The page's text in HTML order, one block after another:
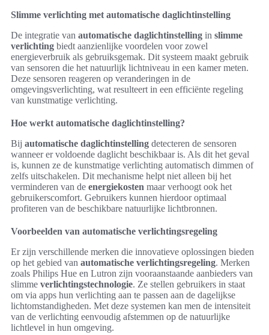
Slimme verlichting met automatische daglichtinstelling
De integratie van automatische daglichtinstelling in slimme
verlichting biedt aanzienlijke voordelen voor zowel
energieverbruik als gebruiksgemak. Dit systeem maakt gebruik
van sensoren die het natuurlijk lichtniveau in een kamer meten.
Deze sensoren reageren op veranderingen in de
omgevingsverlichting, wat resulteert in een efficiënte regeling
van kunstmatige verlichting.
Hoe werkt automatische daglichtinstelling?
Bij automatische daglichtinstelling detecteren de sensoren
wanneer er voldoende daglicht beschikbaar is. Als dit het geval
is, kunnen ze de kunstmatige verlichting automatisch dimmen of
zelfs uitschakelen. Dit mechanisme helpt niet alleen bij het
verminderen van de energiekosten maar verhoogt ook het
gebruikerscomfort. Gebruikers kunnen hierdoor optimaal
profiteren van de beschikbare natuurlijke lichtbronnen.
Voorbeelden van automatische verlichtingsregeling
Er zijn verschillende merken die innovatieve oplossingen bieden
op het gebied van automatische verlichtingsregeling. Merken
zoals Philips Hue en Lutron zijn vooraanstaande aanbieders van
slimme verlichtingstechnologie. Ze stellen gebruikers in staat
om via apps hun verlichting aan te passen aan de dagelijkse
lichtomstandigheden. Met deze systemen kan men de intensiteit
van de verlichting eenvoudig afstemmen op de natuurlijke
lichtlevel in hun omgeving.